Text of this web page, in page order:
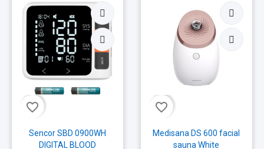
favorite_border
Sencor SBD 0900WH
DIGITAL BLOOD
favorite_border
Medisana DS 600 facial
sauna White